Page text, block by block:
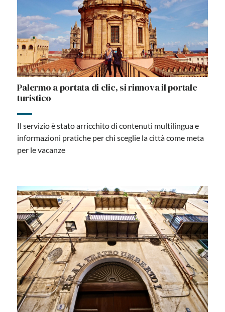
Palermo a portata di clic, si rinnova il portale
turistico
Il servizio è stato arricchito di contenuti multilingua e
informazioni pratiche per chi sceglie la città come meta
per le vacanze